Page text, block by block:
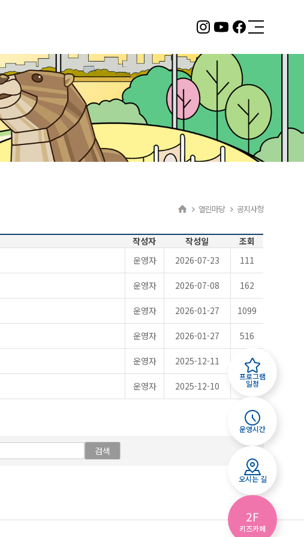
2층 서울형 키즈카페
뚝섬 자벌레점
바로 알아보기
프로그램
일정
운영시간
오시는 길
2F
키즈카페
열린마당 공지사항
작성자 작성일
조회
운영자 2026-07-23 111
운영자 2026-07-08 162
운영자 2026-01-27 1099
운영자 2026-01-27 516
운영자 2025-12-11 1104
운영자 2025-12-10 3933
검색